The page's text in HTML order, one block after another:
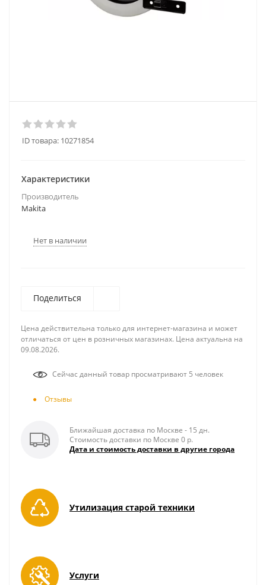
ID товара: 10271854
Характеристики
Производитель
Makita
Нет в наличии
Поделиться
Цена действительна только для интернет-магазина и может
отличаться от цен в розничных магазинах. Цена актуальна на
09.08.2026.
Сейчас данный товар просматривают 5 человек
Отзывы
Ближайшая доставка по Москве - 15 дн.
Стоимость доставки по Москве 0 р.
Дата и стоимость доставки в другие города
Утилизация старой техники
Услуги